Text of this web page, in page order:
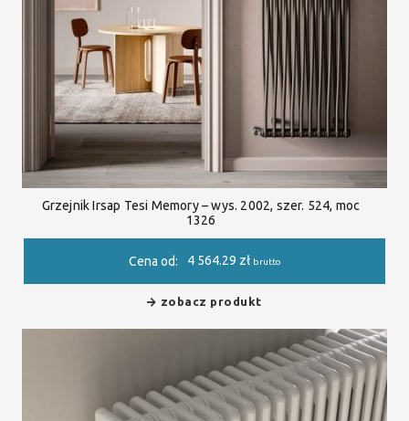
Grzejnik Irsap Tesi Memory – wys. 2002, szer. 524, moc
1326
Cena od: 4 564.29 zł brutto
zobacz produkt